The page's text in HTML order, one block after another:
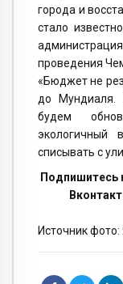
города и
стало
проведения
«Бюджет не
до Мундиаля.
будем
экологичный
списывать с
Подпишитесь
Источник